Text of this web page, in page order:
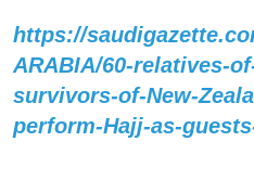
https://
ARABIA/60-relatives-
survivors-of-New-
perform-Hajj-as-